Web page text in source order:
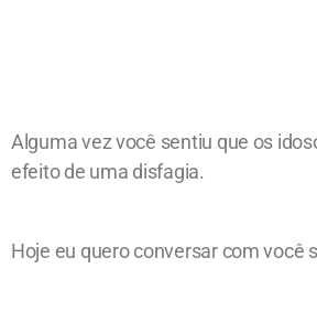
Alguma vez você sentiu que os
efeito de uma disfagia.
Hoje eu quero conversar com você